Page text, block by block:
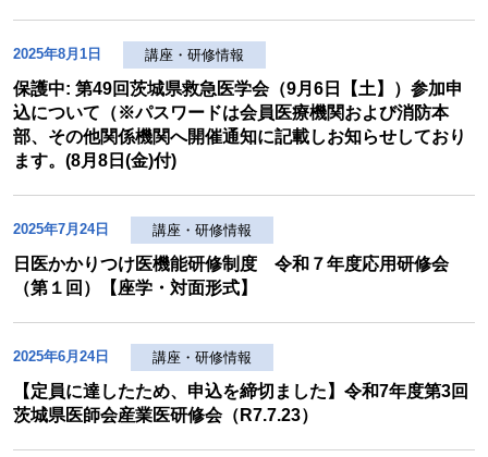
2025年8月1日 講座・研修情報
保護中: 第49回茨城県救急医学会（9月6日【土】）参加申
込について（※パスワードは会員医療機関および消防本
部、その他関係機関へ開催通知に記載しお知らせしており
ます。(8月8日(金)付)
2025年7月24日 講座・研修情報
日医かかりつけ医機能研修制度 令和７年度応用研修会
（第１回）【座学・対面形式】
2025年6月24日 講座・研修情報
【定員に達したため、申込を締切ました】令和7年度第3回
茨城県医師会産業医研修会（R7.7.23）